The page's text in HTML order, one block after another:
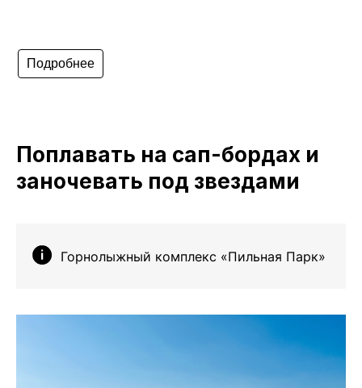
Подробнее
Поплавать на сап-бордах и
заночевать под звездами
Горнолыжный комплекс «Пильная Парк»